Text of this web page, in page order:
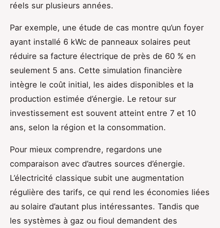
réels sur plusieurs années.
Par exemple, une étude de cas montre qu’un foyer
ayant installé 6 kWc de panneaux solaires peut
réduire sa facture électrique de près de 60 % en
seulement 5 ans. Cette simulation financière
intègre le coût initial, les aides disponibles et la
production estimée d’énergie. Le retour sur
investissement est souvent atteint entre 7 et 10
ans, selon la région et la consommation.
Pour mieux comprendre, regardons une
comparaison avec d’autres sources d’énergie.
L’électricité classique subit une augmentation
régulière des tarifs, ce qui rend les économies liées
au solaire d’autant plus intéressantes. Tandis que
les systèmes à gaz ou fioul demandent des